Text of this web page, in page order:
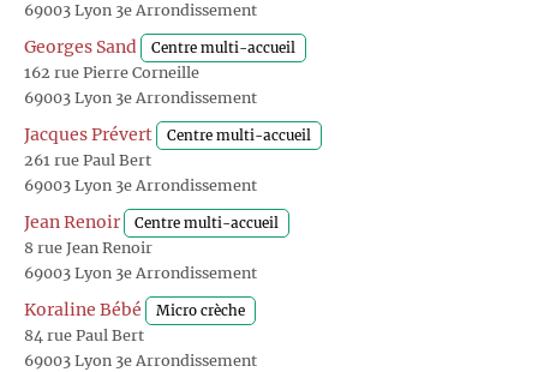
69003 Lyon 3e Arrondissement
Georges Sand Centre multi-accueil
162 rue Pierre Corneille
69003 Lyon 3e Arrondissement
Jacques Prévert Centre multi-accueil
261 rue Paul Bert
69003 Lyon 3e Arrondissement
Jean Renoir Centre multi-accueil
8 rue Jean Renoir
69003 Lyon 3e Arrondissement
Koraline Bébé Micro crèche
84 rue Paul Bert
69003 Lyon 3e Arrondissement